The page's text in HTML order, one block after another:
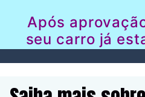
Após
seu carro já